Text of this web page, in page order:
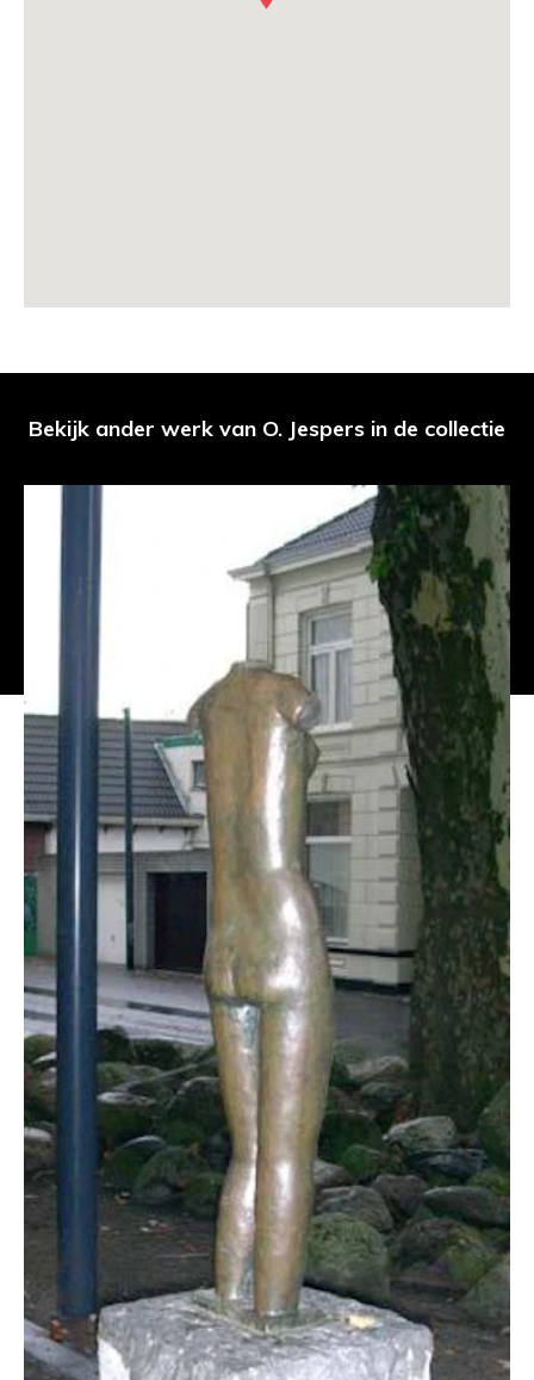
Bekijk ander werk van O. Jespers in de collectie